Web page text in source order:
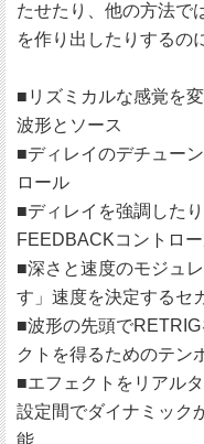
たせたり、他の方法で
を作り出したりするの
■リズミカルな感覚を
波形とソース
■ディレイのデチュー
ロール
■ディレイを強調した
FEEDBACKコントロ
■深さと速度のモジュ
す」速度を決定するセ
■波形の先頭で
クトを得るためのテン
■エフェクトをリアル
設定間でダイナミック